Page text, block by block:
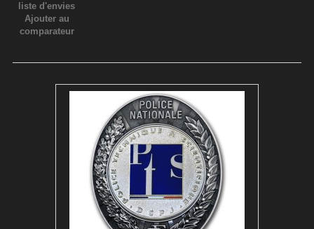
liste d'envies
Ajouter au
comparateur